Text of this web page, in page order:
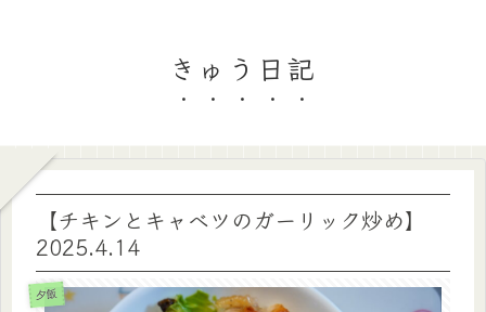
きゅう日記
【チキンとキャベツのガーリック炒め】
2025.4.14
夕飯